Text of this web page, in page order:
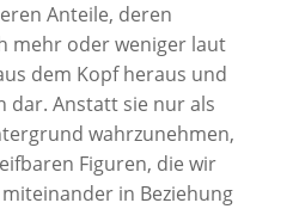
Anteile, deren
mehr oder weniger laut
dem Kopf heraus und
dar. Anstatt sie nur als
wahrzunehmen,
Figuren, die wir
in Beziehung